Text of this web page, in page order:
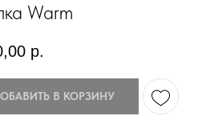
Warm
р.
В КОРЗИНУ